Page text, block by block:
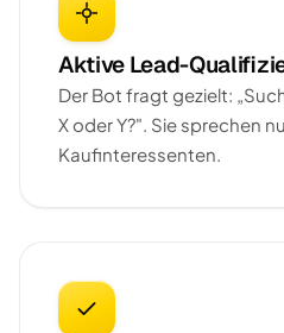
Aktive Lead-
Der Bot fragt gezielt:
X oder Y?". Sie sprechen
Kaufinteressenten.